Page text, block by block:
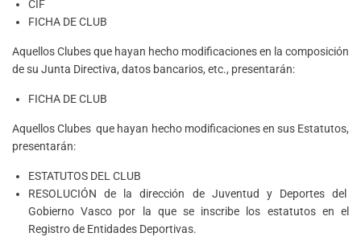
CIF
FICHA DE CLUB
Aquellos Clubes que hayan hecho modificaciones en la composición
de su Junta Directiva, datos bancarios, etc., presentarán:
FICHA DE CLUB
Aquellos Clubes que hayan hecho modificaciones en sus Estatutos,
presentarán:
ESTATUTOS DEL CLUB
RESOLUCIÓN de la dirección de Juventud y Deportes del
Gobierno Vasco por la que se inscribe los estatutos en el
Registro de Entidades Deportivas.